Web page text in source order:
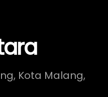
Kota Malang,